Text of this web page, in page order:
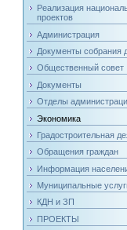
Реализация
проектов
Администрация
Документы собрания
Общественный совет
Документы
Отделы
Экономика
Градостроительная
Обращения граждан
Информация
Муниципальные
КДН и ЗП
ПРОЕКТЫ